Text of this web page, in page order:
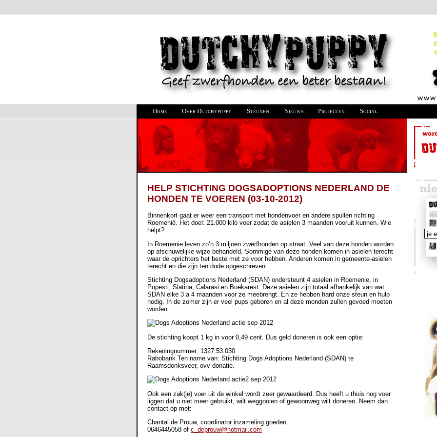
Home Over Dutchypuppy Steunen Nieuws Projecten Social
HELP STICHTING DOGSADOPTIONS NEDERLAND DE
HONDEN TE VOEREN (03-10-2012)
Binnenkort gaat er weer een transport met hondenvoer en andere spullen richting
Roemenië. Het doel: 21.000 kilo voer zodat de asielen 3 maanden vooruit kunnen. Wie
helpt?
In Roemenie leven zo’n 3 miljoen zwerfhonden op straat. Veel van deze honden worden
op afschuwelijke wijze behandeld. Sommige van deze honden komen in asielen terecht
waar de oprichters het beste met ze voor hebben. Anderen komen in gemeente-asielen
terecht en die zijn ten dode opgeschreven.
Stichting Dogsadoptions Nederland (SDAN) ondersteunt 4 asielen in Roemenie, in
Popesti, Slatina, Calarasi en Boekarest. Deze asielen zijn totaal afhankelijk van wat
SDAN elke 3 a 4 maanden voor ze meebrengt. En ze hebben hard onze steun en hulp
nodig. In de zomer zijn er veel pups geboren en al deze monden zullen gevoed moeten
worden.
De stichting koopt 1 kg in voor 0,49 cent. Dus geld doneren is ook een optie:
Rekeningnummer: 1327.53.030
Rabobank Ten name van: Stichting Dogs Adoptions Nederland (SDAN) te
Raamsdonksveer, ovv donatie.
Ook een zak(je) voer uit de winkel wordt zeer gewaardeerd. Dus heeft u thuis nog voer
liggen dat u niet meer gebruikt, wilt weggooien of gewoonweg wilt doneren. Neem dan
contact op met:
Chantal de Prouw, coordinator inzameling goeden.
0646445058 of c_deprouw@hotmail.com